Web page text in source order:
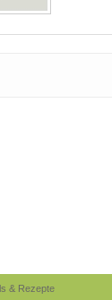
& Rezepte